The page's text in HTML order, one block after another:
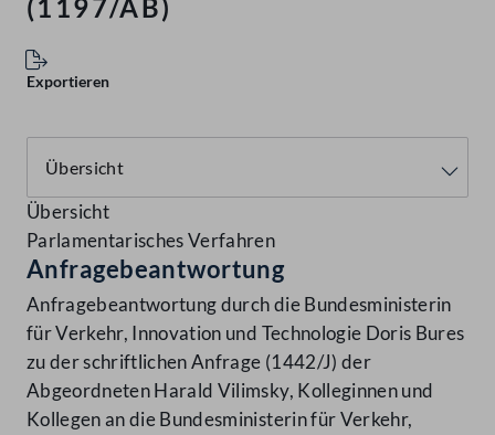
(1197/AB)
Exportieren
Übersicht
Parlamentarisches Verfahren
Anfragebeantwortung
Anfragebeantwortung durch die Bundesministerin
für Verkehr, Innovation und Technologie Doris Bures
zu der schriftlichen Anfrage (1442/J) der
Abgeordneten Harald Vilimsky, Kolleginnen und
Kollegen an die Bundesministerin für Verkehr,